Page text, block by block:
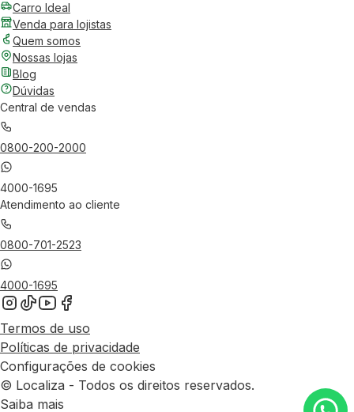
Carro Ideal
Venda para lojistas
Quem somos
Nossas lojas
Blog
Dúvidas
Central de vendas
0800-200-2000
4000-1695
Atendimento ao cliente
0800-701-2523
4000-1695
Termos de uso
Políticas de privacidade
Configurações de cookies
© Localiza - Todos os direitos reservados.
Saiba mais